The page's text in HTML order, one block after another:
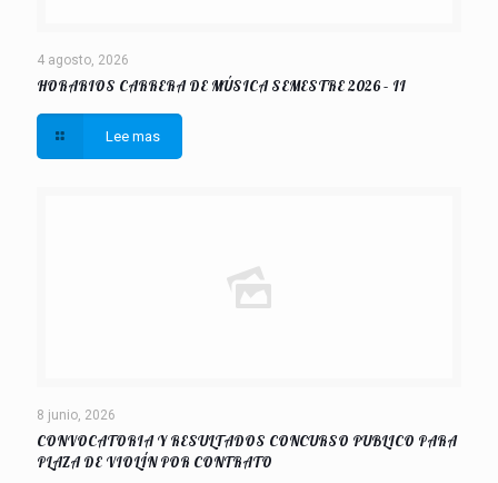
4 agosto, 2026
HORARIOS CARRERA DE MÚSICA SEMESTRE 2026 – II
Lee mas
8 junio, 2026
CONVOCATORIA Y RESULTADOS CONCURSO PUBLICO PARA
PLAZA DE VIOLÍN POR CONTRATO